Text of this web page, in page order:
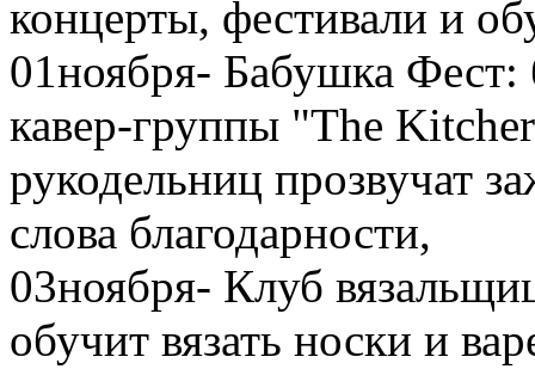
концерты, фестивали и
01ноября- Бабушка Фест:
кавер-группы "The
рукодельниц прозвучат
слова благодарности,
03ноября- Клуб
обучит вязать носки и